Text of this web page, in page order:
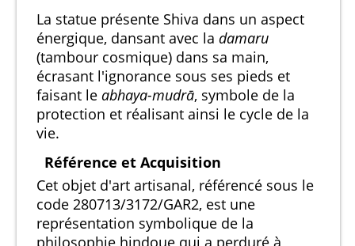
La statue présente Shiva dans un aspect
énergique, dansant avec la damaru
(tambour cosmique) dans sa main,
écrasant l'ignorance sous ses pieds et
faisant le abhaya-mudrā, symbole de la
protection et réalisant ainsi le cycle de la
vie.
Référence et Acquisition
Cet objet d'art artisanal, référencé sous le
code 280713/3172/GAR2, est une
représentation symbolique de la
philosophie hindoue qui a perduré à